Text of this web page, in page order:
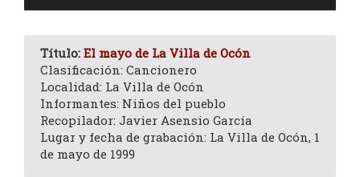
Título: El mayo de La Villa de Ocón
Clasificación: Cancionero
Localidad: La Villa de Ocón
Informantes: Niños del pueblo
Recopilador: Javier Asensio García
Lugar y fecha de grabación: La Villa de Ocón, 1
de mayo de 1999